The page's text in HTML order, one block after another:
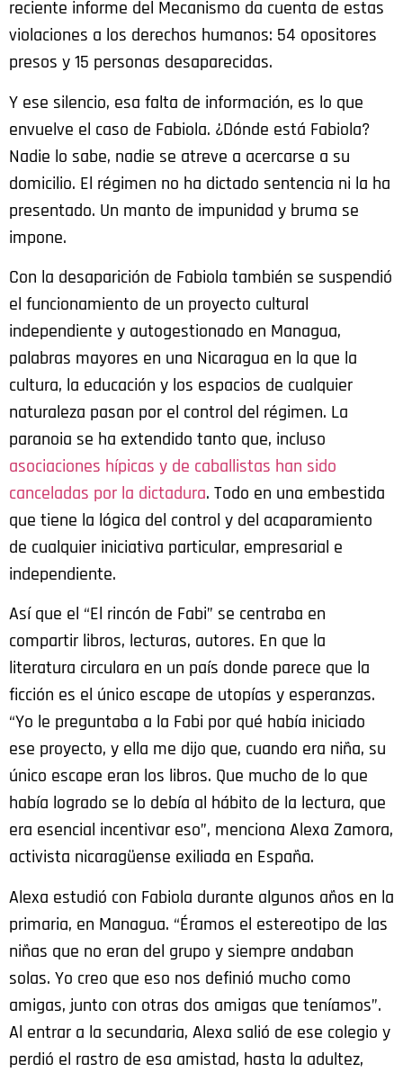
reciente informe del Mecanismo da cuenta de estas
violaciones a los derechos humanos: 54 opositores
presos y 15 personas desaparecidas.
Y ese silencio, esa falta de información, es lo que
envuelve el caso de Fabiola. ¿Dónde está Fabiola?
Nadie lo sabe, nadie se atreve a acercarse a su
domicilio. El régimen no ha dictado sentencia ni la ha
presentado. Un manto de impunidad y bruma se
impone.
Con la desaparición de Fabiola también se suspendió
el funcionamiento de un proyecto cultural
independiente y autogestionado en Managua,
palabras mayores en una Nicaragua en la que la
cultura, la educación y los espacios de cualquier
naturaleza pasan por el control del régimen. La
paranoia se ha extendido tanto que, incluso
asociaciones hípicas y de caballistas han sido
canceladas por la dictadura. Todo en una embestida
que tiene la lógica del control y del acaparamiento
de cualquier iniciativa particular, empresarial e
independiente.
Así que el “El rincón de Fabi” se centraba en
compartir libros, lecturas, autores. En que la
literatura circulara en un país donde parece que la
ficción es el único escape de utopías y esperanzas.
“Yo le preguntaba a la Fabi por qué había iniciado
ese proyecto, y ella me dijo que, cuando era niña, su
único escape eran los libros. Que mucho de lo que
había logrado se lo debía al hábito de la lectura, que
era esencial incentivar eso”, menciona Alexa Zamora,
activista nicaragüense exiliada en España.
Alexa estudió con Fabiola durante algunos años en la
primaria, en Managua. “Éramos el estereotipo de las
niñas que no eran del grupo y siempre andaban
solas. Yo creo que eso nos definió mucho como
amigas, junto con otras dos amigas que teníamos”.
Al entrar a la secundaria, Alexa salió de ese colegio y
perdió el rastro de esa amistad, hasta la adultez,